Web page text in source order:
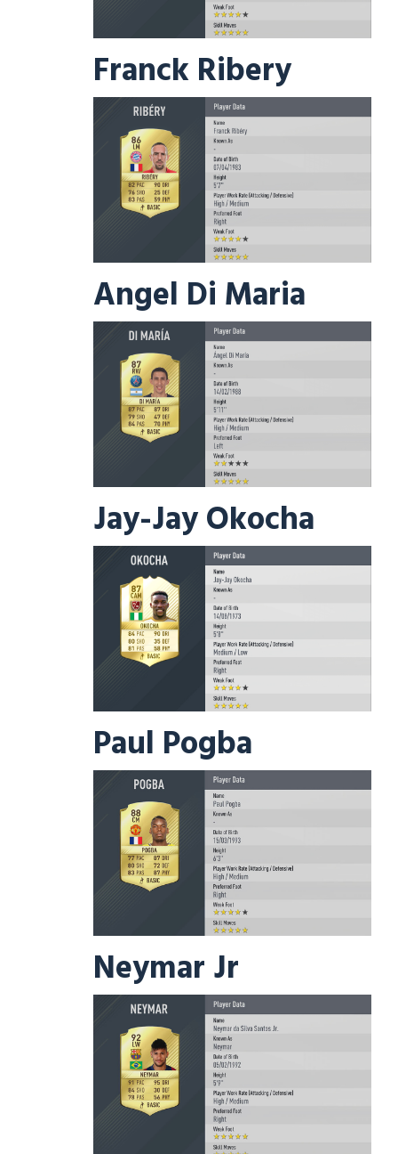
Franck Ribery
Angel Di Maria
Jay-Jay Okocha
Paul Pogba
Neymar Jr